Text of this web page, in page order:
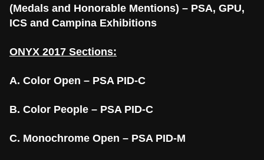
(Medals and Honorable Mentions) – PSA, GPU,
ICS and Campina Exhibitions
ONYX 2017 Sections:
A. Color Open – PSA PID-C
B. Color People – PSA PID-C
C. Monochrome Open – PSA PID-M